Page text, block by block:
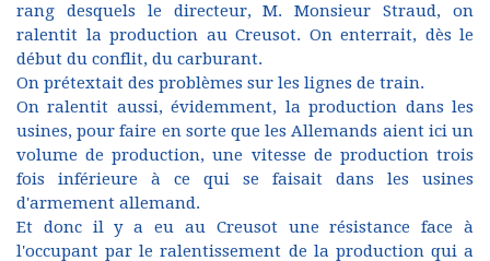
rang desquels le directeur, M. Monsieur Straud, on
ralentit la production au Creusot. On enterrait, dès le
début du conflit, du carburant.
On prétextait des problèmes sur les lignes de train.
On ralentit aussi, évidemment, la production dans les
usines, pour faire en sorte que les Allemands aient ici un
volume de production, une vitesse de production trois
fois inférieure à ce qui se faisait dans les usines
d'armement allemand.
Et donc il y a eu au Creusot une résistance face à
l'occupant par le ralentissement de la production qui a